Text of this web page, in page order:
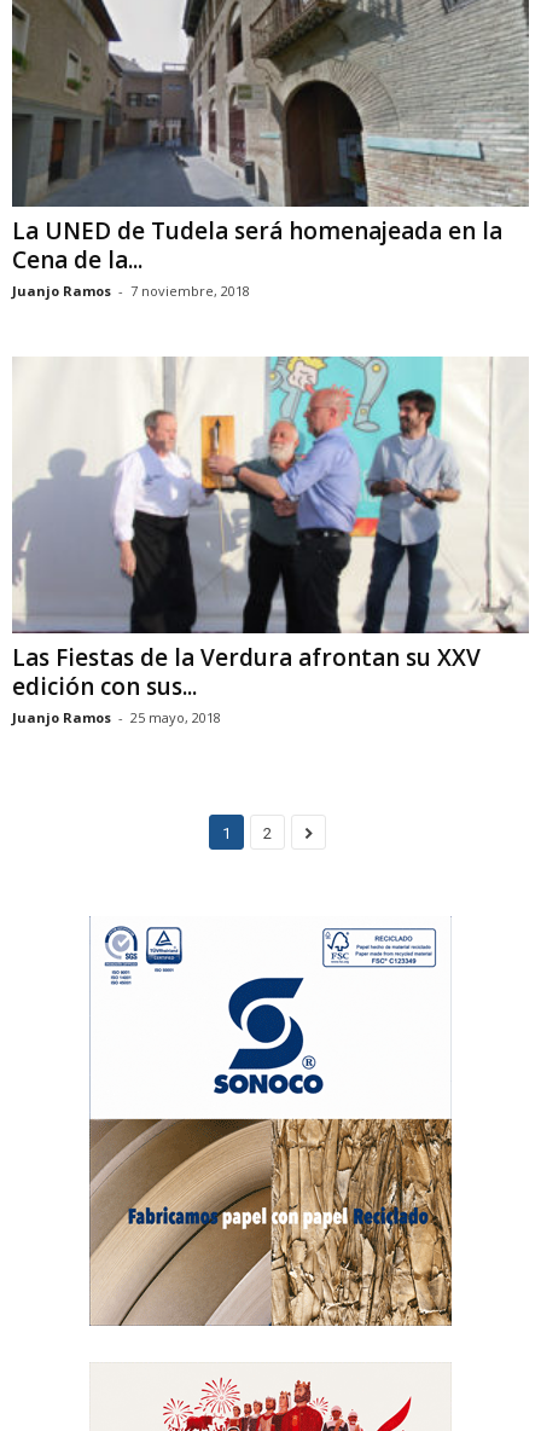
La UNED de Tudela será homenajeada en la
Cena de la...
Juanjo Ramos - 7 noviembre, 2018
Las Fiestas de la Verdura afrontan su XXV
edición con sus...
Juanjo Ramos - 25 mayo, 2018
1 2